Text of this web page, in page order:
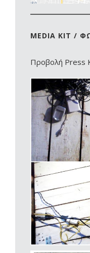
MEDIA KIT /
Προβολή Press